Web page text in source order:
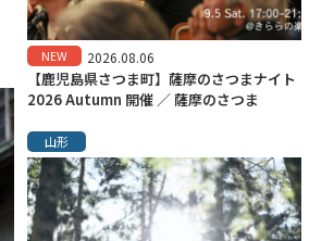
NEW 2026.08.06
【鹿児島県さつま町】薩摩のさつまナイト
2026 Autumn 開催 ／ 薩摩のさつま
山形